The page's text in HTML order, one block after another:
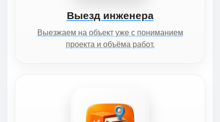
Выезд инженера
Выезжаем на объект уже с пониманием
проекта и объёма работ.